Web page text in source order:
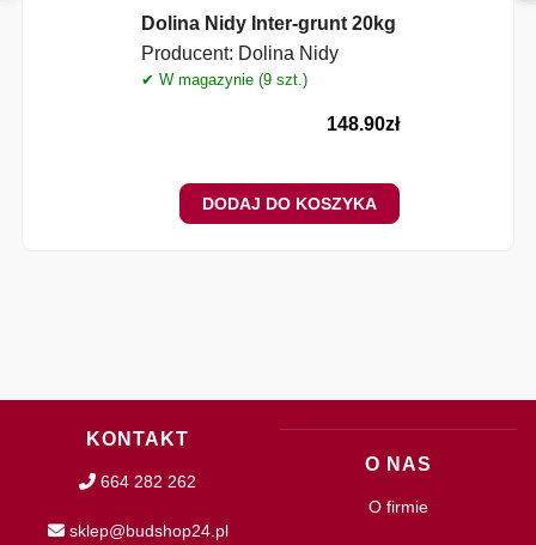
Dolina Nidy Inter-grunt 20kg
Producent: Dolina Nidy
✔ W magazynie (9 szt.)
148.90zł
DODAJ DO KOSZYKA
KONTAKT
664 282 262
sklep@budshop24.pl
O NAS
O firmie